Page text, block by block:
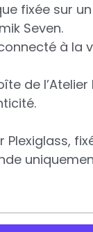
fixée sur
Seven.
à la
de
Plexiglass,